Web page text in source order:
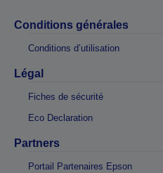
Conditions générales
Conditions d’utilisation
Légal
Fiches de sécurité
Eco Declaration
Partners
Portail Partenaires Epson